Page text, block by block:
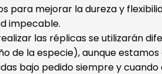
para mejorar la dureza y
impecable.
las réplicas se utilizarán
de la especie), aunque
bajo pedido siempre y